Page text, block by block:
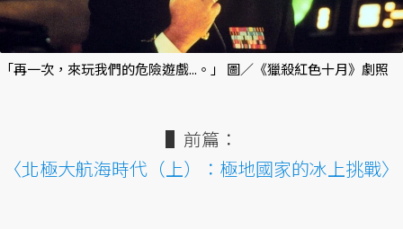
「再一次，來玩我們的危險遊戲...。」 圖／《獵殺紅色十月》劇照
▌前篇：
〈北極大航海時代（上）：極地國家的冰上挑戰〉